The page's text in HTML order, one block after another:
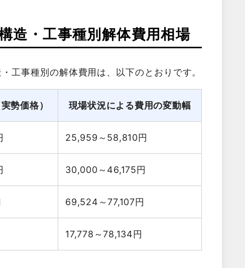
造・工事種別解体費用相場
工事種別の解体費用は、以下のとおりです。
勢価格） 現場状況による費用の変動幅
25,959～58,810円
30,000～46,175円
69,524～77,107円
17,778～78,134円